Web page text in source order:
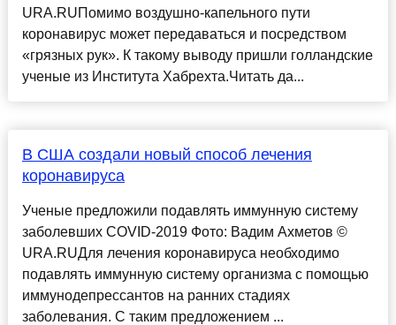
URA.RUПомимо воздушно-капельного пути
коронавирус может передаваться и посредством
«грязных рук». К такому выводу пришли голландские
ученые из Института Хабрехта.Читать да...
В США создали новый способ лечения
коронавируса
Ученые предложили подавлять иммунную систему
заболевших COVID-2019 Фото: Вадим Ахметов ©
URA.RUДля лечения коронавируса необходимо
подавлять иммунную систему организма с помощью
иммунодепрессантов на ранних стадиях
заболевания. С таким предложением ...